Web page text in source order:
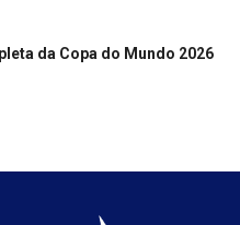
da Copa do Mundo 2026